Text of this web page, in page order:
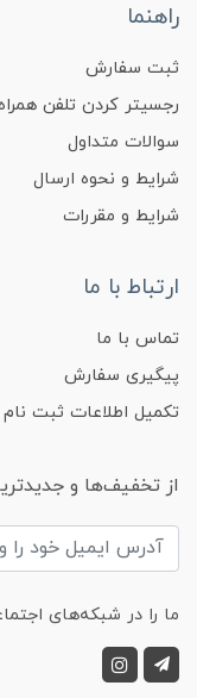
راهنما
ثبت سفارش
رجسیتر کردن تلفن
سوالات متداول
شرایط و نحوه ارسال
شرایط و مقررات
ارتباط با ما
تماس با ما
پیگیری سفارش
تکمیل اطلاعات ثبت نام
از تخفیف‌ها و
ما را در شبکه‌های